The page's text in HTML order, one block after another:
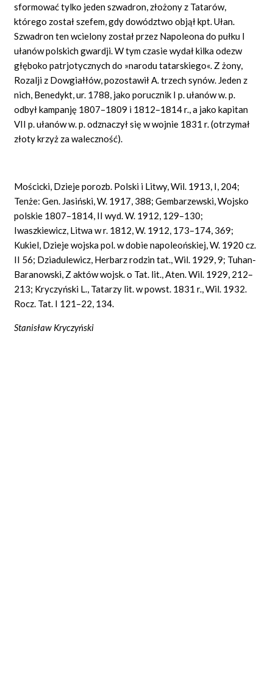
sformować tylko jeden szwadron, złożony z Tatarów,
którego został szefem, gdy dowództwo objął kpt. Ułan.
Szwadron ten wcielony został przez Napoleona do pułku I
ułanów polskich gwardji. W tym czasie wydał kilka odezw
głęboko patrjotycznych do »narodu tatarskiego«. Z żony,
Rozalji z Dowgiałłów, pozostawił A. trzech synów. Jeden z
nich, Benedykt, ur. 1788, jako porucznik I p. ułanów w. p.
odbył kampanję 1807–1809 i 1812–1814 r., a jako kapitan
VII p. ułanów w. p. odznaczył się w wojnie 1831 r. (otrzymał
złoty krzyż za waleczność).
Mościcki, Dzieje porozb. Polski i Litwy, Wil. 1913, I, 204;
Tenże: Gen. Jasiński, W. 1917, 388; Gembarzewski, Wojsko
polskie 1807–1814, II wyd. W. 1912, 129–130;
Iwaszkiewicz, Litwa w r. 1812, W. 1912, 173–174, 369;
Kukiel, Dzieje wojska pol. w dobie napoleońskiej, W. 1920 cz.
II 56; Dziadulewicz, Herbarz rodzin tat., Wil. 1929, 9; Tuhan-
Baranowski, Z aktów wojsk. o Tat. lit., Aten. Wil. 1929, 212–
213; Kryczyński L., Tatarzy lit. w powst. 1831 r., Wil. 1932.
Rocz. Tat. I 121–22, 134.
Stanisław Kryczyński